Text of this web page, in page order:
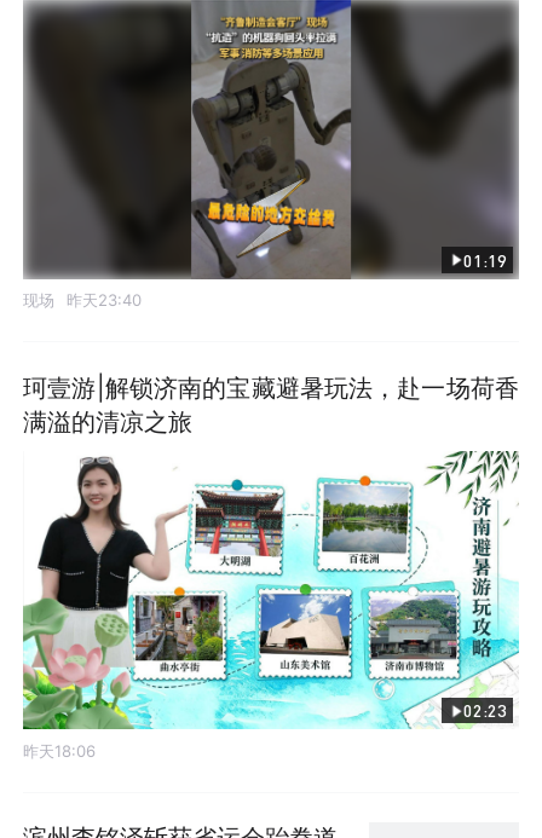
01:19
现场 昨天23:40
珂壹游|解锁济南的宝藏避暑玩法，赴一场荷香
满溢的清凉之旅
02:23
昨天18:06